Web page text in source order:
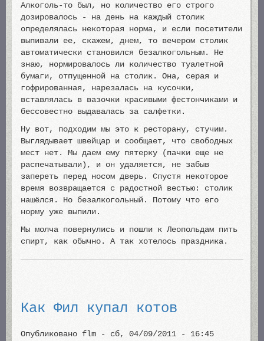
Алкоголь-то был, но количество его строго
дозировалось - на день на каждый столик
определялась некоторая норма, и если посетители
выпивали ее, скажем, днем, то вечером столик
автоматически становился безалкогольным. Не
знаю, нормировалось ли количество туалетной
бумаги, отпущенной на столик. Она, серая и
гофрированная, нарезалась на кусочки,
вставлялась в вазочки красивыми фестончиками и
бессовестно выдавалась за салфетки.
Ну вот, подходим мы это к ресторану, стучим.
Выглядывает швейцар и сообщает, что свободных
мест нет. Мы даем ему пятерку (пачки еще не
распечатывали), и он удаляется, не забыв
запереть перед носом дверь. Спустя некоторое
время возвращается с радостной вестью: столик
нашёлся. Но безалкогольный. Потому что его
норму уже выпили.
Мы молча повернулись и пошли к Леопольдам пить
спирт, как обычно. А так хотелось праздника.
Как Фил купал котов
Опубликовано flm - сб, 04/09/2011 - 16:45